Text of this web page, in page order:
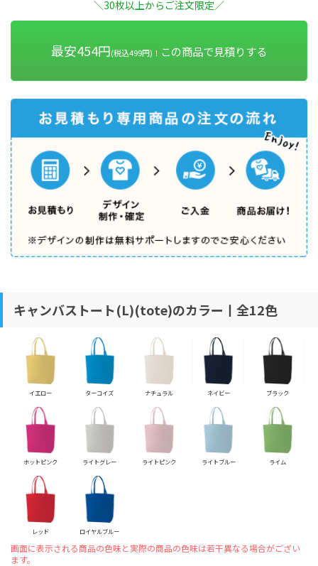
＼30枚以上からご注文限定／
最安454円(税込499円)！ この商品で見積りする
キャンバストート(L)(tote)のカラー丨全12色
イエロー ターコイズ ナチュラル ネイビー ブラック
ホットピンク ライトグレー ライトピンク ライトブルー ライム
レッド ロイヤルブルー
画面に表示される商品の色味と実際の商品の色味は若干異なる場合がござい
ます。